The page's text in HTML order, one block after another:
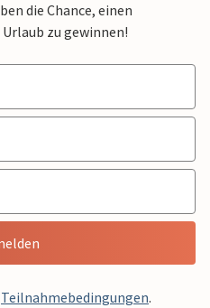
die Chance, einen
zu gewinnen!
Teilnahmebedingungen.